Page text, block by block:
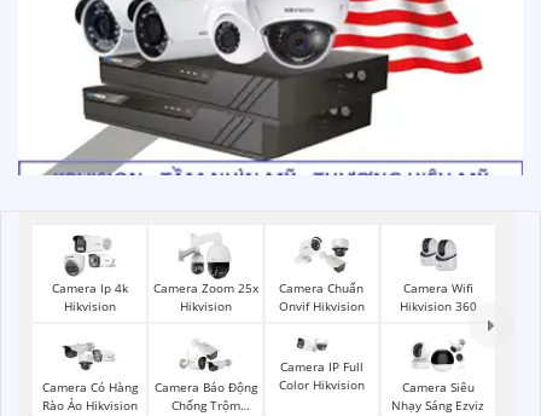
Camera Ip 4k
Hikvision
Camera Zoom 25x
Hikvision
Camera Chuẩn
Onvif Hikvision
Camera Wifi
Hikvision 360
Camera Có Hàng
Rào Ảo Hikvision
Camera Báo Động
Chống Trộm
Camera IP Full
Color Hikvision
Camera Siêu
Nhạy Sáng Ezviz